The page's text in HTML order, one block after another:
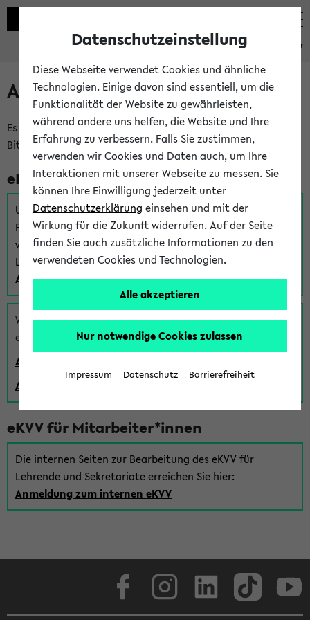
eKVV
Anmeldung am eKVV
Es gibt mehrere Möglichkeiten zur Anmeldung am eKVV.
Bitte wählen Sie die für Sie richtige aus:
eKVV für Studierende
Um sich einen Stundenplan zu erstellen und alle weiteren
Funktionen des eKVVs für Studierende zu nutzen,
verwenden Sie diesen Link zur Anmeldung über Ihr Uni
Login:
Anmeldung zum eKVV der Studierenden
Wenn Sie (noch) kein Uni Login haben, können Sie das
eKVV auch über einen Gastzugang verwenden:
Anmeldung über einen vorhandenen Gastzugang
Anlegen eines neuen Gastzugangs
eKVV für Mitarbeiter*innen
Die internen Seiten zur Bearbeitung des eKVV für
Lehrende und Sekretariate erreichen Sie hier:
Anmeldung zum internen eKVV
Datenschutzeinstellung
Diese Webseite verwendet Cookies und ähnliche
Technologien. Einige davon sind essentiell, um die
Funktionalität der Website zu gewährleisten,
während andere uns helfen, die Website und Ihre
Erfahrung zu verbessern. Falls Sie zustimmen,
verwenden wir Cookies und Daten auch, um Ihre
Interaktionen mit unserer Webseite zu messen. Sie
können Ihre Einwilligung jederzeit unter
Datenschutzerklärung einsehen und mit der
Wirkung für die Zukunft widerrufen. Auf der Seite
finden Sie auch zusätzliche Informationen zu den
verwendeten Cookies und Technologien.
Alle akzeptieren
Nur notwendige Cookies zulassen
Impressum Datenschutz Barrierefreiheit